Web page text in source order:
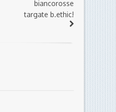
biancorosse
targate b.ethic!